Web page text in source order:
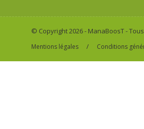
© Copyright 2026 - ManaBoosT -
Mentions légales / Conditions